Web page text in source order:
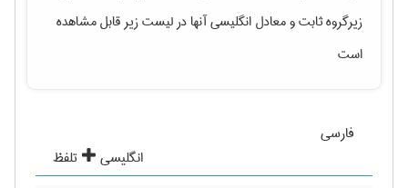
زیرگروه ثابتو معادل انگلیسی آنها در لیست زیر قابل مشاهده
است
فارسی
انگلیسی
تلفظ